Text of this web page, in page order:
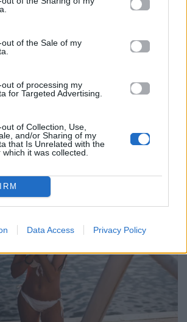
of the Sale of my
of processing my
for Targeted Advertising.
of Collection, Use,
and/or Sharing of my
that Is Unrelated with the
it was collected.
Data Access Privacy Policy
Πηγή: Unsplash
ο Υδροχόος είναι ζώδιο του
μια ιδιαίτερη έλξη προς το νερό.
θαλάσσια σπορ, οι καταδύσεις και
Υδροχόο, το κολύμπι είναι
την αίσθηση της ελευθερίας και της